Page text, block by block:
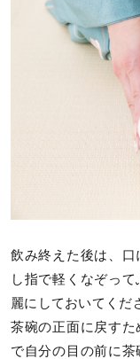
飲み終えた後は、
し指で軽くなぞっ
麗にしておいてくだ
茶碗の正面に戻す
で自分の目の前に